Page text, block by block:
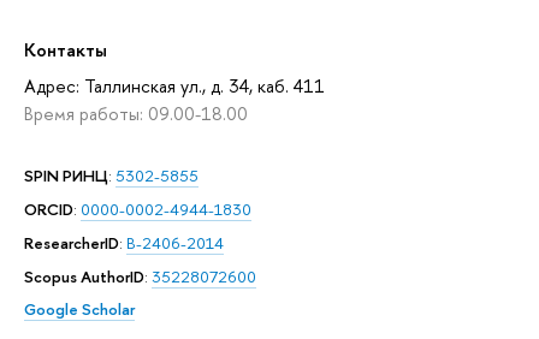
Контакты
Адрес: Таллинская ул., д. 34, каб. 411
Время работы: 09.00-18.00
SPIN РИНЦ: 5302-5855
ORCID: 0000-0002-4944-1830
ResearcherID: B-2406-2014
Scopus AuthorID: 35228072600
Google Scholar